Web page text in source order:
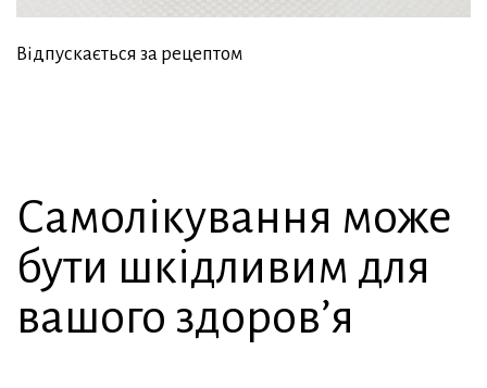
Відпускається за рецептом
Самолікування може
бути шкідливим для
вашого здоров’я